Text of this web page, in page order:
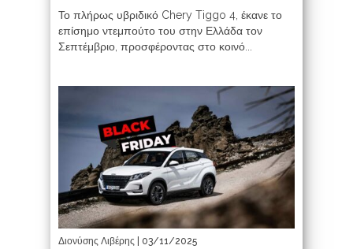
Το πλήρως υβριδικό Chery Tiggo 4, έκανε το
επίσημο ντεμπούτο του στην Ελλάδα τον
Σεπτέμβριο, προσφέροντας στο κοινό...
Διονύσης Λιβέρης | 03/11/2025